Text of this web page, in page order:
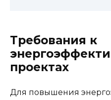
Требования к
проектах
Для повышения